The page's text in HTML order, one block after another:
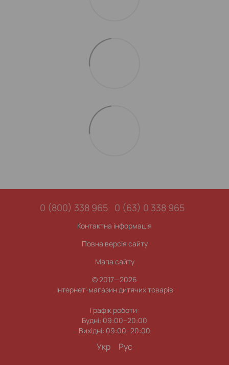
0 (800) 338 965 0 (63) 0 338 965
Контактна інформація
Повна версія сайту
Мапа сайту
© 2017—2026
Інтернет-магазин дитячих товарів
Графік роботи:
Будні: 09:00–20:00
Вихідні: 09:00–20:00
Укр Рус